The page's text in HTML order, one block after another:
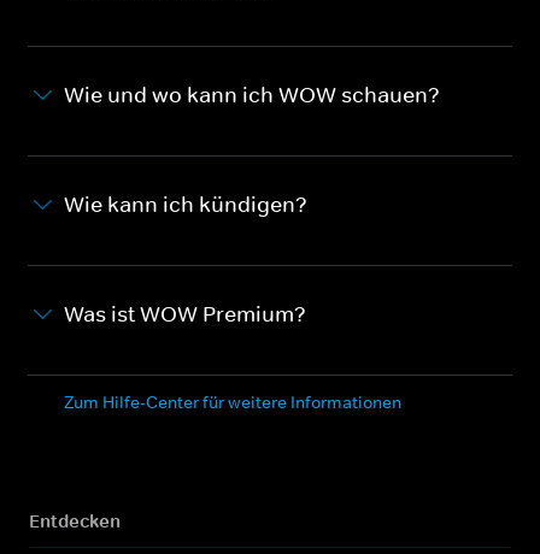
Wie und wo kann ich WOW schauen?
Wie kann ich kündigen?
Was ist WOW Premium?
Zum Hilfe-Center für weitere Informationen
Entdecken